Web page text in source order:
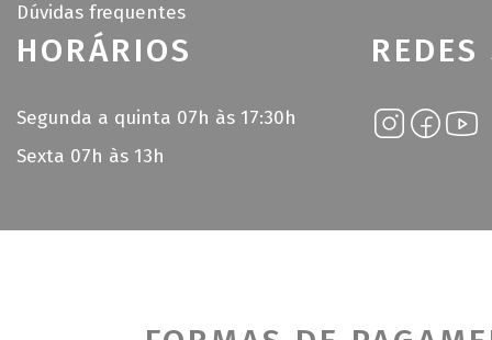
Dúvidas frequentes
HORÁRIOS
Segunda a quinta 07h às 17:30h
Sexta 07h às 13h